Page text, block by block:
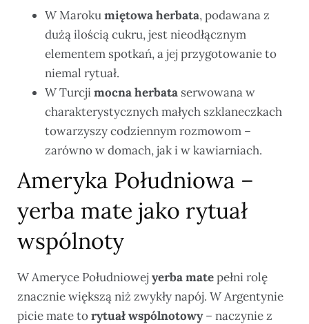
W Marokumiętowa herbata, podawana z
dużą ilością cukru, jest nieodłącznym
elementem spotkań, a jej przygotowanie to
niemal rytuał.
W Turcjimocna herbata serwowana w
charakterystycznych małych szklaneczkach
towarzyszy codziennym rozmowom –
zarówno w domach, jak i w kawiarniach.
Ameryka Południowa –
yerba mate jako rytuał
wspólnoty
W Ameryce Południowej yerba matepełni rolę
znacznie większą niż zwykły napój. W Argentynie
picie mate torytuał wspólnotowy– naczynie z